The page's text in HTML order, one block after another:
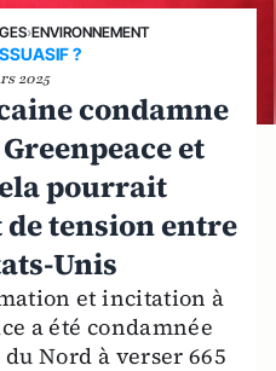
›ENVIRONNEMENT
?
2025
condamne
et
pourrait
tension entre
Unis
et incitation à
a été condamnée
Nord à verser 665